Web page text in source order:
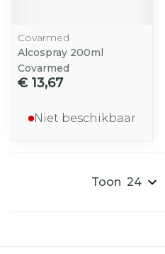
Covarmed
Alcospray 200ml
Covarmed
€ 13,67
Niet beschikbaar
Toon